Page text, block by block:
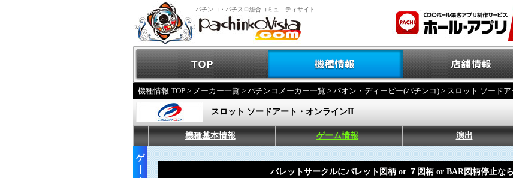
パチンコ・パチスロ総合コミュニティサイト
機種情報 TOP > メーカー一覧 > パチンコメーカー一覧 > パオン・ディーピー(パチンコ) > スロット ソード
スロット ソードアート・オンラインII
機種基本情報 ゲーム情報 演出
ゲ
バレットサークルにバレット図柄 or ７図柄 or BAR図柄停止な